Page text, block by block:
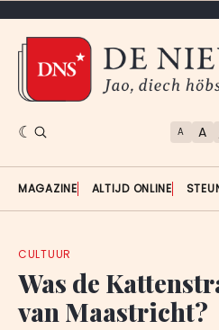
A A
MAGAZINE ALTIJD ONLINE
CULTUUR
Was de
van Maastricht?